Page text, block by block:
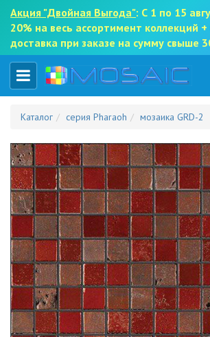
Акция "Двойная Выгода": С 1 по 15
20% на весь ассортимент коллекций
доставка при заказе на сумму свыше
Каталог серия Pharaoh мозаика GRD-2